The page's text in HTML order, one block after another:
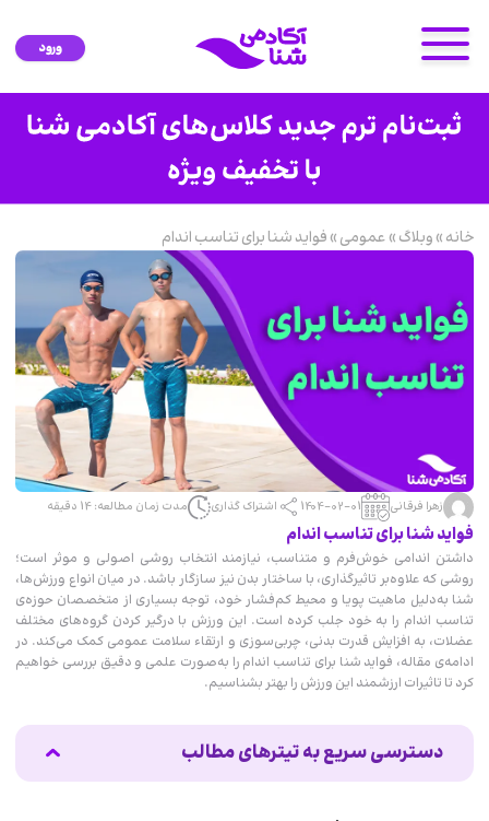
ورود
خانه»وبلاگ»عمومی»فواید شنا برای تناسب اندام
زهرا فرقانی 1404-02-01 اشتراک گذاری مدت زمان مطالعه: 14 دقیقه
فواید شنا برای تناسب اندام
داشتن اندامی خوش‌فرم و متناسب، نیازمند انتخاب روشی اصولی و موثر است؛
روشی که علاوه‌بر تاثیرگذاری، با ساختار بدن نیز سازگار باشد. در میان انواع ورزش‌ها،
شنا به‌دلیل ماهیت پویا و محیط کم‌فشار خود، توجه بسیاری از متخصصان حوزه‌ی
تناسب‌ اندام را به خود جلب کرده است. این ورزش با درگیر کردن گروه‌های مختلف
عضلات، به افزایش قدرت بدنی، چربی‌سوزی و ارتقاء سلامت عمومی کمک می‌کند. در
ادامه‌ی مقاله، فواید شنا برای تناسب اندام را به‌صورت علمی و دقیق بررسی خواهیم
کرد تا تاثیرات ارزشمند این ورزش را بهتر بشناسیم.
دسترسی سریع به تیترهای مطالب
تاثیر شنا در تناسب اندام